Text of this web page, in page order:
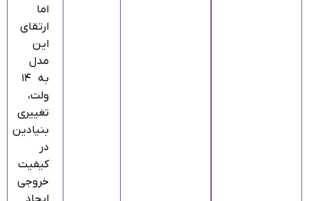
اما
ارتقای
این
مدل
به ۱۴
ولت،
تغییری
بنیادین
در
کیفیت
خروجی